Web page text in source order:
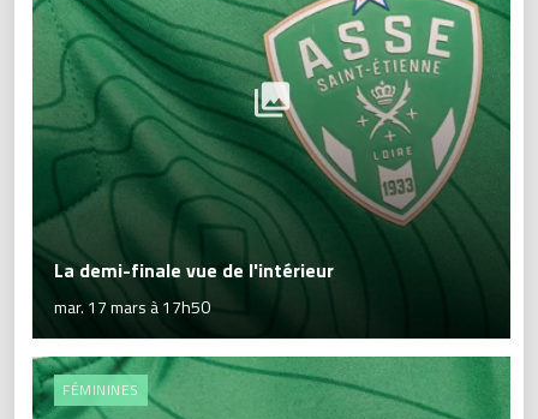
La demi-finale vue de l'intérieur
mar. 17 mars à 17h50
FÉMININES